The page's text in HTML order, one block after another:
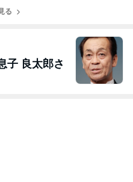
る
子 良太郎さ